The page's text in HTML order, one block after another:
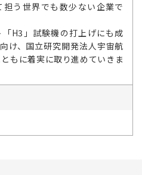
う世界でも数少ない企業で
H3」試験機の打上げにも成
け、国立研究開発法人宇宙航
もに着実に取り進めていきま